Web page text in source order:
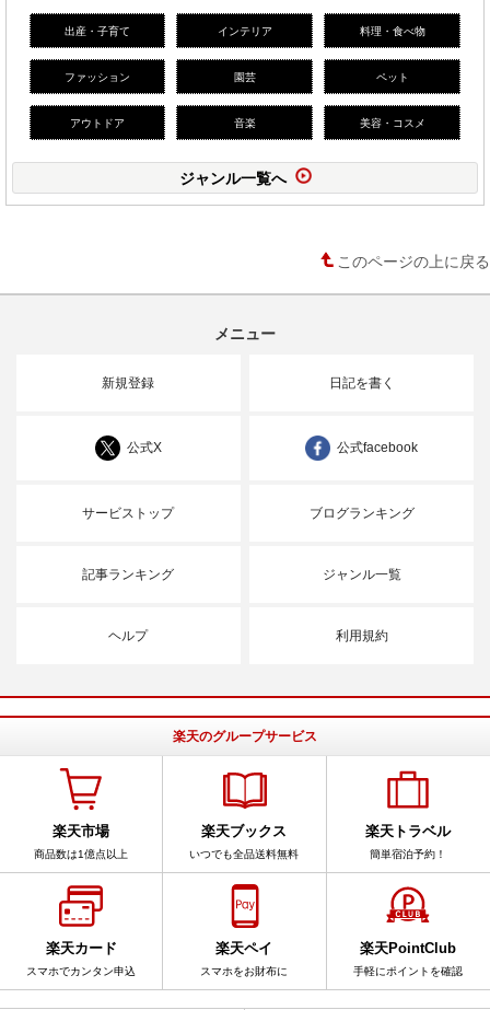
出産・子育て インテリア 料理・食べ物
ファッション 園芸 ペット
アウトドア 音楽 美容・コスメ
ジャンル一覧へ
このページの上に戻る
メニュー
新規登録 日記を書く
公式X 公式facebook
サービストップ ブログランキング
記事ランキング ジャンル一覧
ヘルプ 利用規約
楽天のグループサービス
楽天市場
商品数は1億点以上
楽天ブックス
いつでも全品送料無料
楽天トラベル
簡単宿泊予約！
楽天カード
スマホでカンタン申込
楽天ペイ
スマホをお財布に
楽天PointClub
手軽にポイントを確認